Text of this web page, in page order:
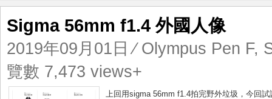
Sigma 56mm f1.4 外國人像
2019年09月01日 ⁄ Olympus Pen F,
覽數 7,473 views+
上回用sigma 56mm f1.4拍完野外垃圾，今回